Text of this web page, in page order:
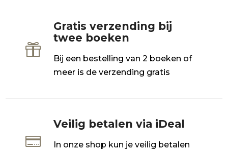

Gratis verzending bij
twee boeken
Bij een bestelling van 2 boeken of
meer is de verzending gratis

Veilig betalen via iDeal
In onze shop kun je veilig betalen